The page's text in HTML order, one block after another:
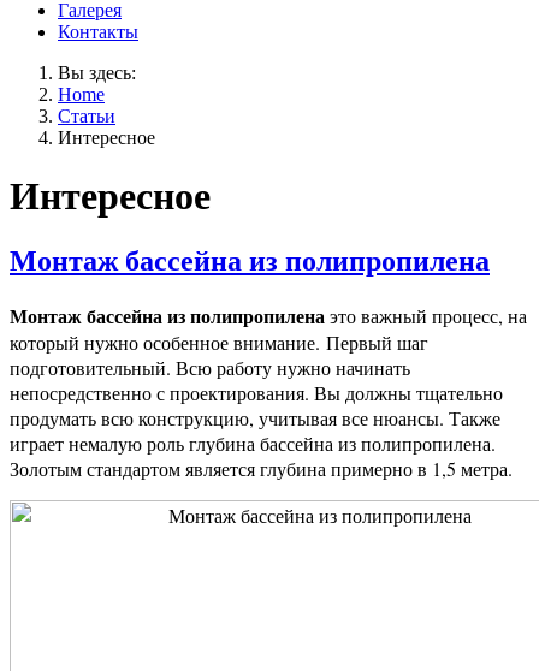
Галерея
Контакты
Вы здесь:
Home
Статьи
Интересное
Интересное
Монтаж бассейна из полипропилена
Монтаж бассейна из полипропиленаэто важный процесс, на
который нужно особенное внимание. Первый шаг
подготовительный. Всю работу нужно начинать
непосредственно с проектирования. Вы должны тщательно
продумать всю конструкцию, учитывая все нюансы. Также
играет немалую роль глубина бассейна из полипропилена.
Золотым стандартом является глубина примерно в 1,5 метра.